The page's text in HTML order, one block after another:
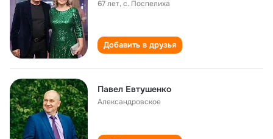
67 лет,с. Поспелиха
Добавить в друзья
Павел Евтушенко
Александровское